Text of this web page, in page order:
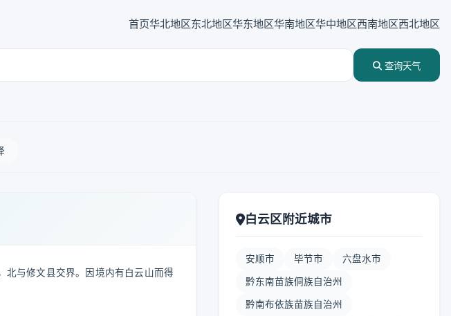
首页华北地区东北地区华东地区华南地区华中地区西南地区西北地区
查询天气
北与修文县交界。因境内有白云山而得
白云区附近城市
安顺市 毕节市 六盘水市
黔东南苗族侗族自治州
黔南布依族苗族自治州